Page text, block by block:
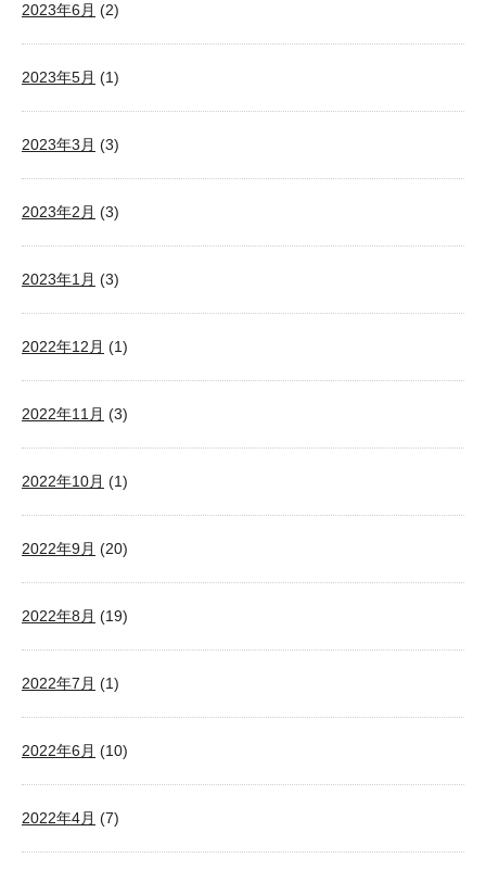
2023年6月 (2)
2023年5月 (1)
2023年3月 (3)
2023年2月 (3)
2023年1月 (3)
2022年12月 (1)
2022年11月 (3)
2022年10月 (1)
2022年9月 (20)
2022年8月 (19)
2022年7月 (1)
2022年6月 (10)
2022年4月 (7)